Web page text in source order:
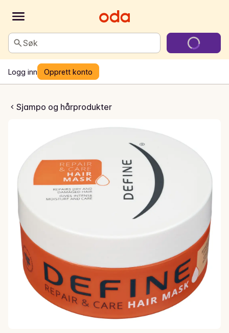
Søk
Logg inn Opprett konto
Sjampo og hårprodukter
hair mask